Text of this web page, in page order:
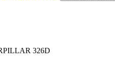
326D